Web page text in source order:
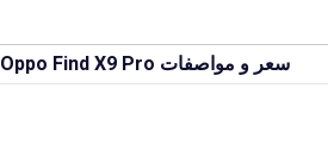
سعر و مواصفات Oppo Find X9 Pro